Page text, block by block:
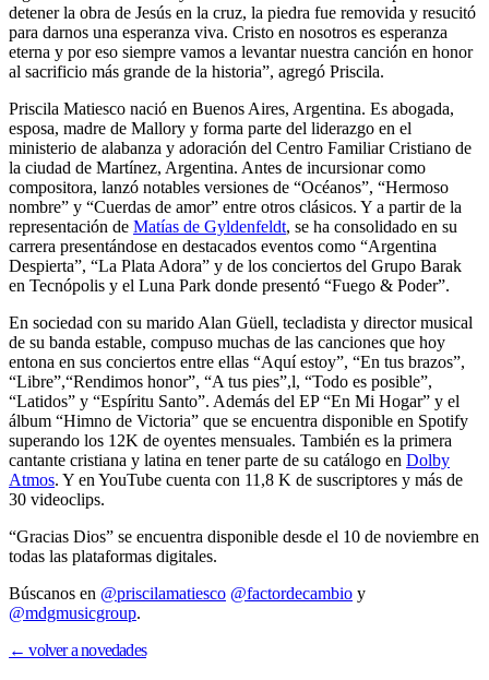
detener la obra de Jesús en la cruz, la piedra fue removida y resucitó
para darnos una esperanza viva. Cristo en nosotros es esperanza
eterna y por eso siempre vamos a levantar nuestra canción en honor
al sacrificio más grande de la historia”, agregó Priscila.
Priscila Matiesco nació en Buenos Aires, Argentina. Es abogada,
esposa, madre de Mallory y forma parte del liderazgo en el
ministerio de alabanza y adoración del Centro Familiar Cristiano de
la ciudad de Martínez, Argentina. Antes de incursionar como
compositora, lanzó notables versiones de “Océanos”, “Hermoso
nombre” y “Cuerdas de amor” entre otros clásicos. Y a partir de la
representación de Matías de Gyldenfeldt, se ha consolidado en su
carrera presentándose en destacados eventos como “Argentina
Despierta”, “La Plata Adora” y de los conciertos del Grupo Barak
en Tecnópolis y el Luna Park donde presentó “Fuego & Poder”.
En sociedad con su marido Alan Güell, tecladista y director musical
de su banda estable, compuso muchas de las canciones que hoy
entona en sus conciertos entre ellas “Aquí estoy”, “En tus brazos”,
“Libre”,“Rendimos honor”, “A tus pies”,l, “Todo es posible”,
“Latidos” y “Espíritu Santo”. Además del EP “En Mi Hogar” y el
álbum “Himno de Victoria” que se encuentra disponible en Spotify
superando los 12K de oyentes mensuales. También es la primera
cantante cristiana y latina en tener parte de su catálogo en Dolby
Atmos. Y en YouTube cuenta con 11,8 K de suscriptores y más de
30 videoclips.
“Gracias Dios” se encuentra disponible desde el 10 de noviembre en
todas las plataformas digitales.
Búscanos en @priscilamatiesco @factordecambio y
@mdgmusicgroup.
← volver a novedades